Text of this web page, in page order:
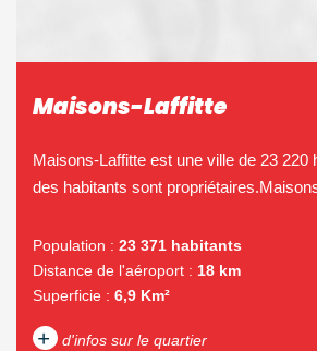
Maisons-Laffitte
Maisons-Laffitte est une ville de 23 220
des habitants sont
Population : 23 371 habitants
Distance de l'aéroport : 18 km
Superficie : 6,9 Km²
+ d'infos sur le quartier